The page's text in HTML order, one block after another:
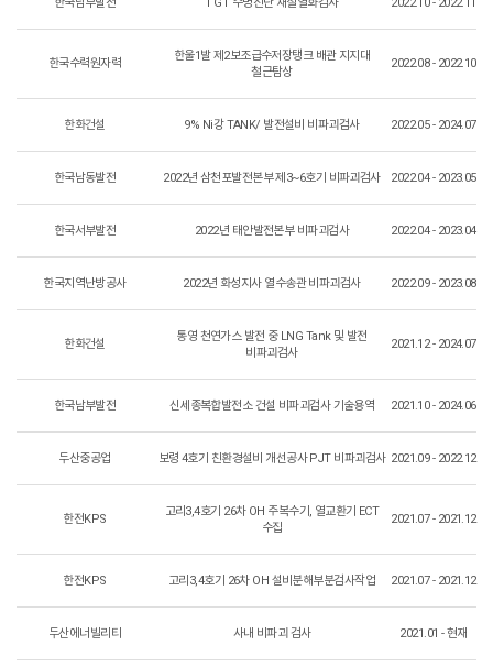
한국수력원자력
한울1발 제2보조급수저장탱크 배관 지지대
철근탐상
2022.08 - 2022.10
한화건설 9% Ni강 TANK/ 발전설비 비파괴검사 2022.05 - 2024.07
한국남동발전 2022년 삼천포발전본부 제3~6호기 비파괴검사 2022.04 - 2023.05
한국서부발전 2022년 태안발전본부 비파괴검사 2022.04 - 2023.04
한국지역난방공사 2022년 화성지사 열수송관 비파괴검사 2022.09 - 2023.08
한화건설
통영 천연가스 발전 중 LNG Tank 및 발전
비파괴검사
2021.12 - 2024.07
한국남부발전 신세종복합발전소 건설 비파괴검사 기술용역 2021.10 - 2024.06
두산중공업 보령 4호기 친환경설비 개선공사 PJT 비파괴검사 2021.09 - 2022.12
한전KPS
고리3,4호기 26차 OH 주복수기, 열교환기 ECT
수집
2021.07 - 2021.12
한전KPS 고리3,4호기 26차 OH 설비분해부분검사작업 2021.07 - 2021.12
두산에너빌리티 사내 비파괴 검사 2021.01 - 현재